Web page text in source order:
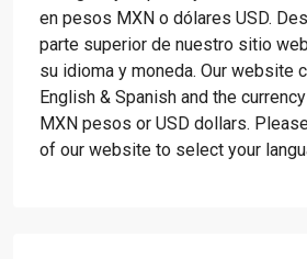
en pesos MXN o dólares USD.
parte superior de nuestro sitio
su idioma y moneda. Our website
English & Spanish and the
MXN pesos or USD dollars.
of our website to select your